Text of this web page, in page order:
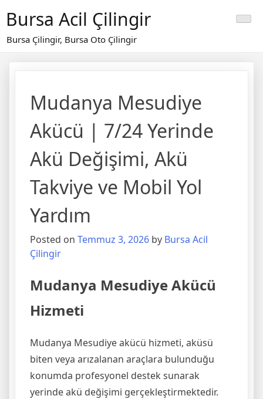
content
Bursa Acil Çilingir
Bursa Çilingir, Bursa Oto Çilingir
Mudanya Mesudiye
Akücü | 7/24 Yerinde
Akü Değişimi, Akü
Takviye ve Mobil Yol
Yardım
Posted on Temmuz 3, 2026 by Bursa Acil
Çilingir
Mudanya Mesudiye Akücü
Hizmeti
Mudanya Mesudiye akücü hizmeti, aküsü
biten veya arızalanan araçlara bulunduğu
konumda profesyonel destek sunarak
yerinde akü değişimi gerçekleştirmektedir.